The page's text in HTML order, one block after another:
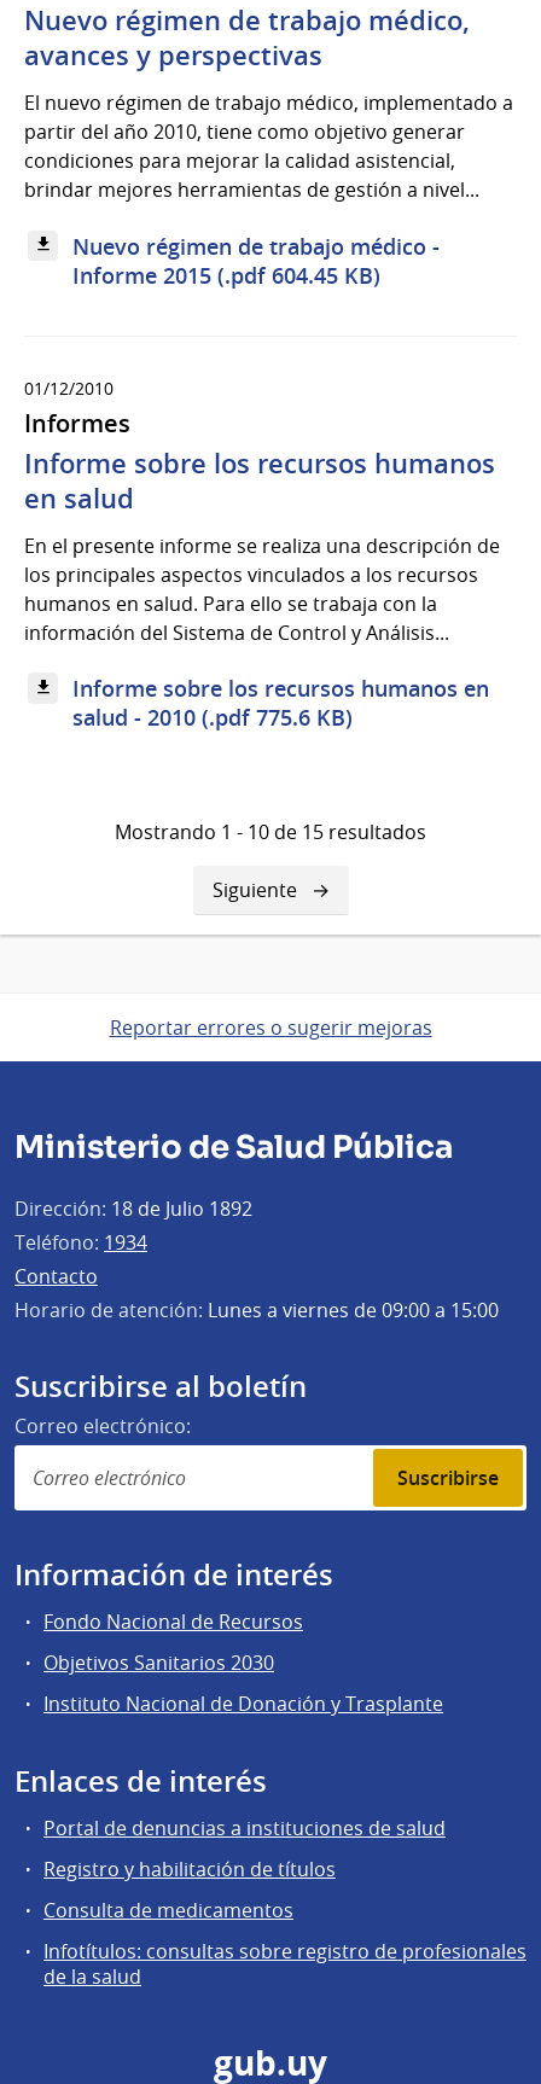
Nuevo régimen de trabajo médico,
avances y perspectivas
El nuevo régimen de trabajo médico, implementado a
partir del año 2010, tiene como objetivo generar
condiciones para mejorar la calidad asistencial,
brindar mejores herramientas de gestión a nivel...
Nuevo régimen de trabajo médico -
Informe 2015 (.pdf 604.45 KB)
01/12/2010
Informes
Informe sobre los recursos humanos
en salud
En el presente informe se realiza una descripción de
los principales aspectos vinculados a los recursos
humanos en salud. Para ello se trabaja con la
información del Sistema de Control y Análisis...
Informe sobre los recursos humanos en
salud - 2010 (.pdf 775.6 KB)
Mostrando 1 - 10 de 15 resultados
Siguiente
página
Siguiente
Reportar errores o sugerir mejoras
Ministerio de Salud Pública
Dirección: 18 de Julio 1892
Teléfono: 1934
Contacto
Horario de atención: Lunes a viernes de 09:00 a 15:00
Suscribirse al boletín
Correo electrónico:
Suscribirse
Información de interés
Fondo Nacional de Recursos
Objetivos Sanitarios 2030
Instituto Nacional de Donación y Trasplante
Enlaces de interés
Portal de denuncias a instituciones de salud
Registro y habilitación de títulos
Consulta de medicamentos
Infotítulos: consultas sobre registro de profesionales
de la salud
gub.uy